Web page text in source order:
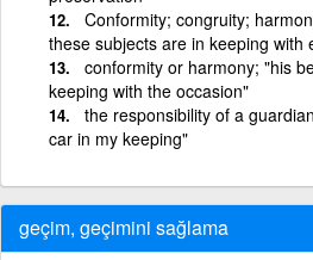
Conformity; congruity;
these subjects are in keeping with
conformity or harmony; "his
keeping with the occasion"
the responsibility of a
car in my keeping"
geçim, geçimini sağlama